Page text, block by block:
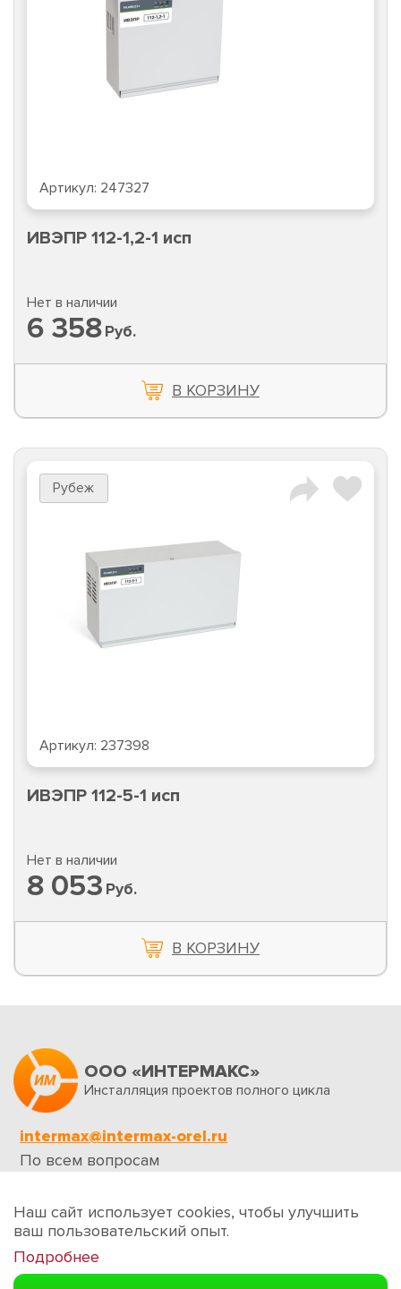
Артикул: 247327
ИВЭПР 112-1,2-1 исп
Нет в наличии
6 358Руб.
В КОРЗИНУ
Рубеж
Артикул: 237398
ИВЭПР 112-5-1 исп
Нет в наличии
8 053 Руб.
В КОРЗИНУ
ООО «ИНТЕРМАКС»
Инсталляция проектов полного цикла
intermax@intermax-orel.ru
По всем вопросам
Обратная связь
Наш сайт использует cookies, чтобы улучшить
ваш пользовательский опыт.
Подробнее